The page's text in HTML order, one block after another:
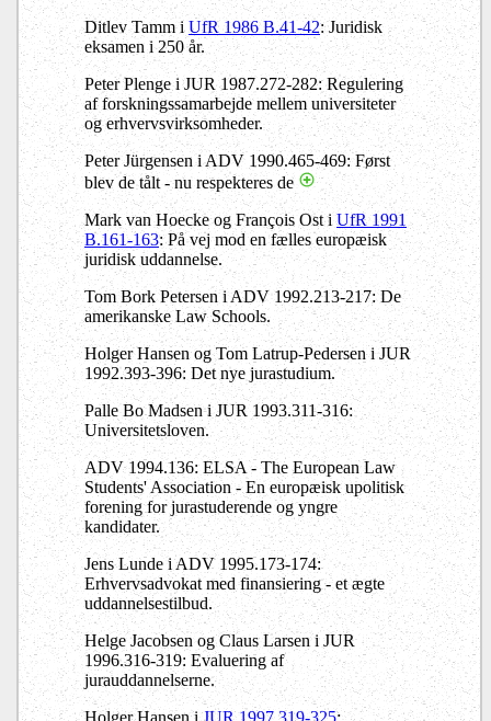
Ditlev Tamm iUfR 1986 B.41-42: Juridisk
eksamen i 250 år.
Peter Plenge i JUR 1987.272-282: Regulering
af forskningssamarbejde mellem universiteter
og erhvervsvirksomheder.
Peter Jürgensen i ADV 1990.465-469: Først
blev de tålt - nu respekteres de
Mark van Hoecke og François Ost iUfR 1991
B.161-163: På vej mod en fælles europæisk
juridisk uddannelse.
Tom Bork Petersen i ADV 1992.213-217: De
amerikanske Law Schools.
Holger Hansen og Tom Latrup-Pedersen i JUR
1992.393-396: Det nye jurastudium.
Palle Bo Madsen i JUR 1993.311-316:
Universitetsloven.
ADV 1994.136: ELSA - The European Law
Students' Association - En europæisk upolitisk
forening for jurastuderende og yngre
kandidater.
Jens Lunde i ADV 1995.173-174:
Erhvervsadvokat med finansiering - et ægte
uddannelsestilbud.
Helge Jacobsen og Claus Larsen i JUR
1996.316-319: Evaluering af
jurauddannelserne.
Holger Hansen iJUR 1997.319-325: